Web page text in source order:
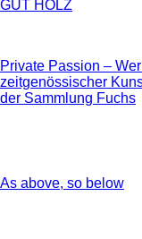
GUT HOLZ
Private Passion –
zeitgenössischer
der Sammlung Fuchs
As above, so below